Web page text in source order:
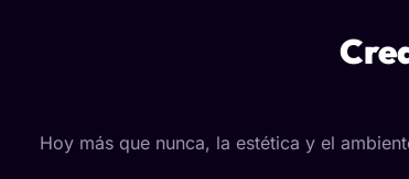
Hoy más que nunca, la estética y el